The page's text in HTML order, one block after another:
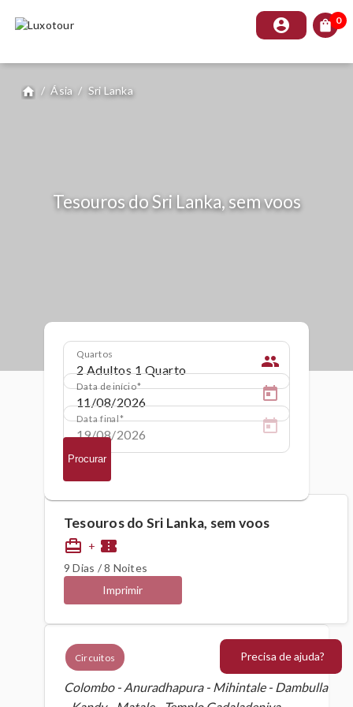
account_circle shopping_bag 0
home / Ásia / Sri Lanka
Tesouros do Sri Lanka, sem voos
Quartos people
Data de início
Data final
Procurar
Circuitos
Colombo - Anuradhapura - Mihintale - Dambulla
Tesouros do Sri Lanka, sem voos
card_travel + confirmation_number
9 Dias / 8 Noites
Imprimir
Precisa de ajuda?